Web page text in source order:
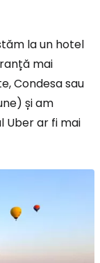
la un hotel
mai
Condesa sau
și am
Uber ar fi mai